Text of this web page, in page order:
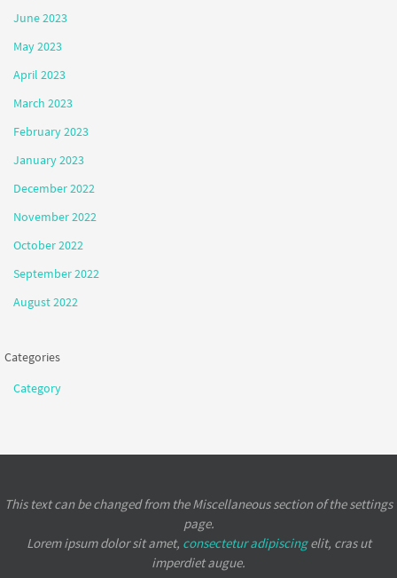
June 2023
May 2023
April 2023
March 2023
February 2023
January 2023
December 2022
November 2022
October 2022
September 2022
August 2022
Categories
Category
This text can be changed from the Miscellaneous section of the settings
page.
Lorem ipsumdolor sit amet, consectetur adipiscingelit, cras ut
imperdiet augue.